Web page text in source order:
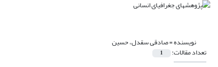
نویسنده =صادقی سقدل، حسین
تعداد مقالات: 1